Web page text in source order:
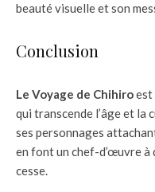
beauté visuelle et son
Conclusion
Le Voyage de Chihiroest
qui transcende l’âge et la
ses personnages
en font un chef-d’œuvre
cesse.